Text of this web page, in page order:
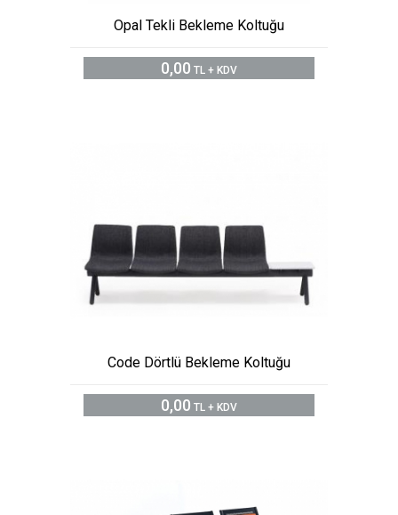
Opal Tekli Bekleme Koltuğu
0,00 TL + KDV
Code Dörtlü Bekleme Koltuğu
0,00 TL + KDV